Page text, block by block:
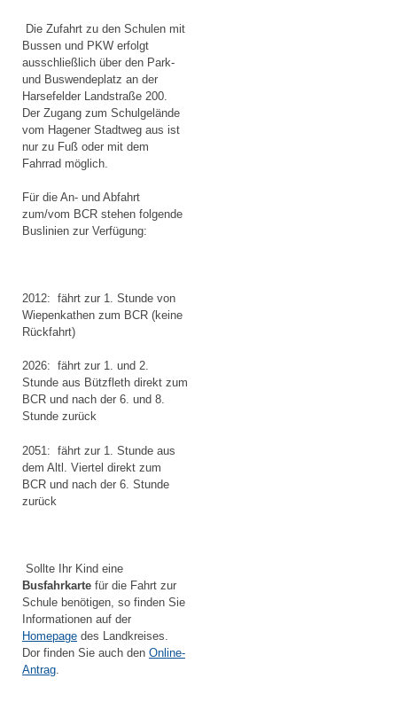
Die Zufahrt zu den Schulen mit
Bussen und PKW erfolgt
ausschließlich über den Park-
und Buswendeplatz an der
Harsefelder Landstraße 200.
Der Zugang zum Schulgelände
vom Hagener Stadtweg aus ist
nur zu Fuß oder mit dem
Fahrrad möglich.
Für die An- und Abfahrt
zum/vom BCR stehen folgende
Buslinien zur Verfügung:
2012: fährt zur 1. Stunde von
Wiepenkathen zum BCR (keine
Rückfahrt)
2026: fährt zur 1. und 2.
Stunde aus Bützfleth direkt zum
BCR und nach der 6. und 8.
Stunde zurück
2051: fährt zur 1. Stunde aus
dem Altl. Viertel direkt zum
BCR und nach der 6. Stunde
zurück
Sollte Ihr Kind eine
Busfahrkarte für die Fahrt zur
Schule benötigen, so finden Sie
Informationen auf der
Homepage des Landkreises.
Dor finden Sie auch den Online-
Antrag